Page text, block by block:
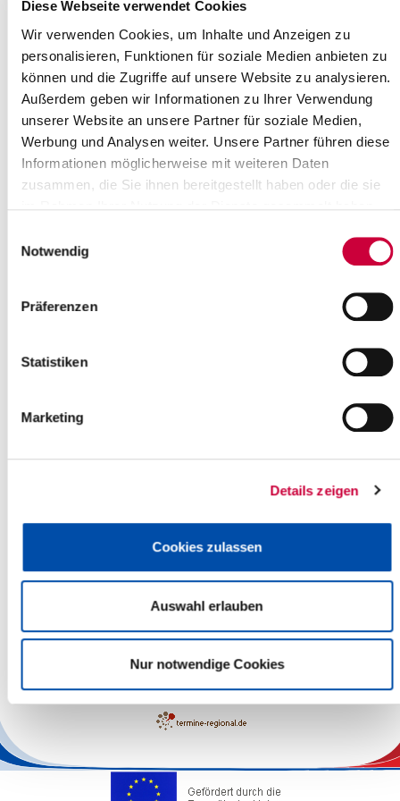
Diese Webseite verwendet Cookies
Wir verwenden Cookies, um Inhalte und Anzeigen zu
personalisieren, Funktionen für soziale Medien anbieten zu
können und die Zugriffe auf unsere Website zu analysieren.
Außerdem geben wir Informationen zu Ihrer Verwendung
unserer Website an unsere Partner für soziale Medien,
Werbung und Analysen weiter. Unsere Partner führen diese
Informationen möglicherweise mit weiteren Daten
zusammen, die Sie ihnen bereitgestellt haben oder die sie
Notwendig
Präferenzen
Statistiken
Marketing
Details zeigen
Cookies zulassen
Auswahl erlauben
Nur notwendige Cookies
Where exactly?
Category:
Gottesdienste
Source
Ev.-Luth. Kirchengemeinde Beidenfleth
Oberes Dorf 4
25573 Beidenfleth
Phone:+49 4829 380
Back to selection
+